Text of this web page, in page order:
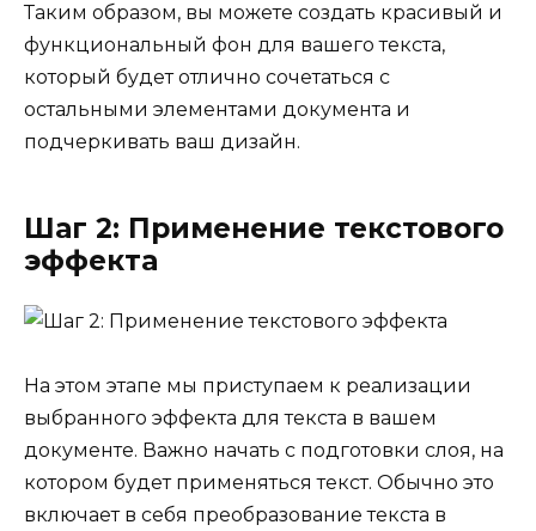
Таким образом, вы можете создать красивый и
функциональный фон для вашего текста,
который будет отлично сочетаться с
остальными элементами документа и
подчеркивать ваш дизайн.
Шаг 2: Применение текстового
эффекта
На этом этапе мы приступаем к реализации
выбранного эффекта для текста в вашем
документе. Важно начать с подготовки слоя, на
котором будет применяться текст. Обычно это
включает в себя преобразование текста в